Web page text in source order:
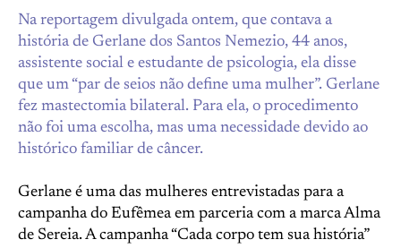
Na reportagem divulgada ontem, que contava a
história de Gerlane dos Santos Nemezio, 44 anos,
assistente social e estudante de psicologia, ela disse
que um “par de seios não define uma mulher”. Gerlane
fez mastectomia bilateral. Para ela, o procedimento
não foi uma escolha, mas uma necessidade devido ao
histórico familiar de câncer.
Gerlane é uma das mulheres entrevistadas para a
campanha do Eufêmea em parceria com a marca Alma
de Sereia. A campanha “Cada corpo tem sua história”